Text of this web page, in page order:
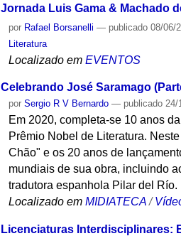
Jornada Luis Gama & Machado
por Rafael Borsanelli — publicado 08/06/
Literatura
Localizado em EVENTOS
Celebrando José Saramago
porSergio R V Bernardo — publicado 24/
Em 2020, completa-se 10 anos
Prêmio Nobel de Literatura.
Chão" e os 20 anos de
mundiais de sua obra, incluindo
tradutora espanhola Pilar del Río.
Localizado em MIDIATECA /
Licenciaturas Interdisciplinares: